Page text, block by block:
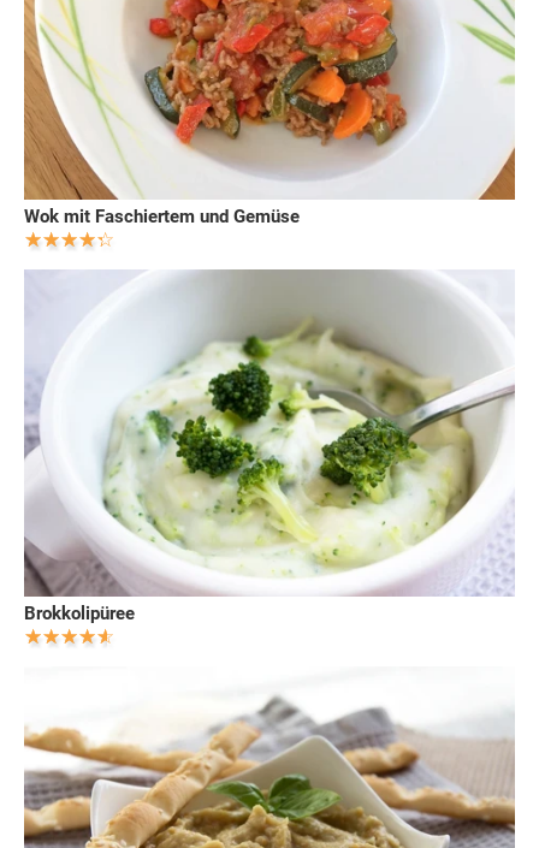
Wok mit Faschiertem und Gemüse
Brokkolipüree